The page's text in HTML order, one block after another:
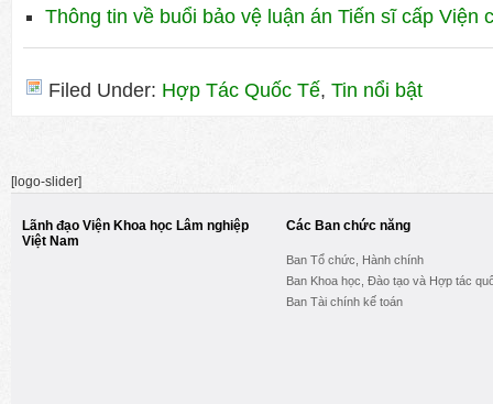
Thông tin về buổi bảo vệ luận án Tiến sĩ cấp Viện
Filed Under: Hợp Tác Quốc Tế, Tin nổi bật
[logo-slider]
Lãnh đạo Viện Khoa học Lâm nghiệp
Việt Nam
Các Ban chức năng
Ban Tổ chức, Hành chính
Ban Khoa học, Đào tạo và Hợp tác
Ban Tài chính kế toán